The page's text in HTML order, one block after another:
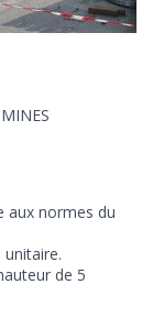
aux normes du
de 5